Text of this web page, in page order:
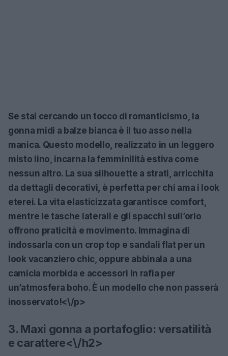
Se stai cercando un tocco di romanticismo, la
gonna midi a balze bianca è il tuo asso nella
manica. Questo modello, realizzato in un leggero
misto lino, incarna la femminilità estiva come
nessun altro. La sua silhouette a strati, arricchita
da dettagli decorativi, è perfetta per chi ama i look
eterei. La vita elasticizzata garantisce comfort,
mentre le tasche laterali e gli spacchi sull’orlo
offrono praticità e movimento. Immagina di
indossarla con un crop top e sandali flat per un
look vacanziero chic , oppure abbinala a una
camicia morbida e accessori in rafia per
un’atmosfera boho. È un modello che non passerà
inosservato!<\/p>
3. Maxi gonna a portafoglio: versatilità
e carattere<\/h2>